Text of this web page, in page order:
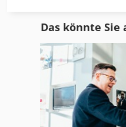
Still Ecotron Wsa
Still Ecotron Xm
Still Efg
Das könnte